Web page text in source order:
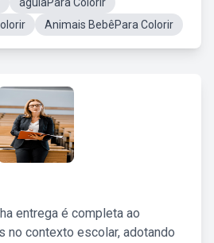
Animais BebêPara Colorir
entrega é completa ao
no contexto escolar, adotando